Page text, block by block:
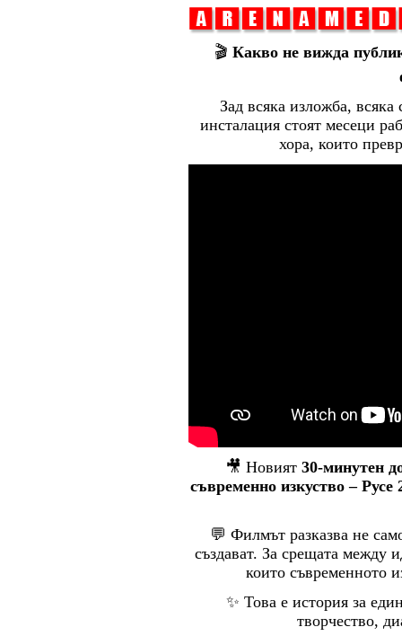
🎬 Какво не вижда
Зад всяка изложба,
инсталация стоят месеци
хора, които
🎥 Новият 30-минутен
съвременно изкуство – Русе
💬 Филмът разказва не
създават. За срещата между
които съвременното
✨ Това е история за
творчество,